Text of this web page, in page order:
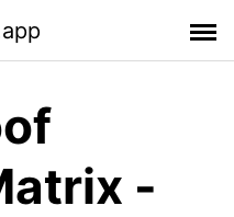
-